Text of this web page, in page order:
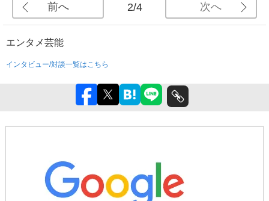
前へ 2/4 次へ
エンタメ芸能
インタビュー/対談一覧はこちら